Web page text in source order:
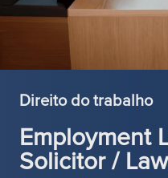
Direito do trabalho
Employment
Solicitor /